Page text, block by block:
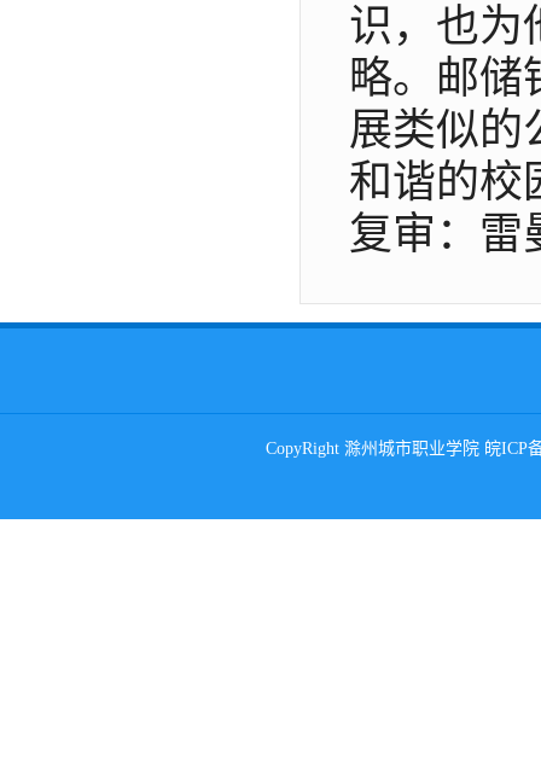
识，也为
略。邮储
展类似的
和谐的校
复审：雷
CopyRight 滁州城市职业学院 皖ICP